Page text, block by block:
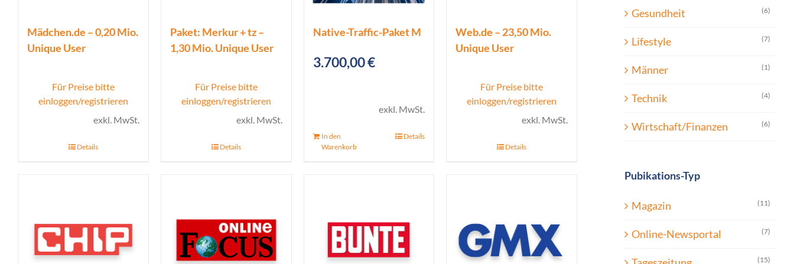
Mädchen.de – 0,20 Mio.
Unique User
Für Preise bitte
einloggen/registrieren
exkl. MwSt.
Details
Paket: Merkur + tz –
1,30 Mio. Unique User
Für Preise bitte
einloggen/registrieren
exkl. MwSt.
Details
Native-Traffic-Paket M
3.700,00€
exkl. MwSt.
In den
Warenkorb
Details
Web.de – 23,50 Mio.
Unique User
Für Preise bitte
einloggen/registrieren
exkl. MwSt.
Details
Gesundheit (6)
Lifestyle (7)
Männer (1)
Technik (4)
Wirtschaft/Finanzen (6)
Pubikations-Typ
Magazin (11)
Online-Newsportal (7)
(15)